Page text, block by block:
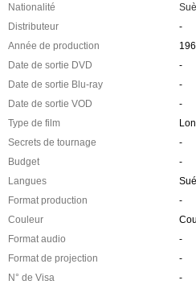
Nationalité
Distributeur
-
Année de production
Date de sortie DVD
-
Date de sortie Blu-ray
-
Date de sortie VOD
-
Type de film
Secrets de tournage
-
Budget
-
Langues
Format production
-
Couleur
Format audio
-
Format de projection
-
N° de Visa
-